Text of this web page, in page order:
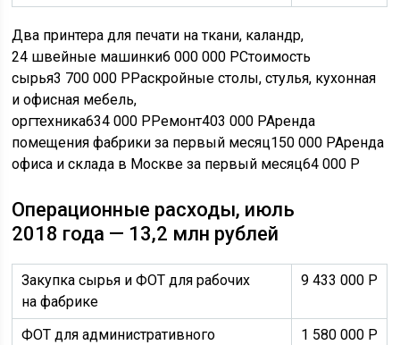
Два принтера для печати на ткани, каландр,
24 швейные машинки6 000 000 РСтоимость
сырья3 700 000 Р Раскройные столы, стулья, кухонная
и офисная мебель,
оргтехника634 000 Р Ремонт403 000 РАренда
помещения фабрики за первый месяц150 000 РАренда
офиса и склада в Москве за первый месяц64 000 Р
Операционные расходы, июль
2018 года — 13,2 млн рублей
Закупка сырья иФОТ для рабочих
на фабрике
9 433 000 Р
ФОТ для административного
1 580 000 Р